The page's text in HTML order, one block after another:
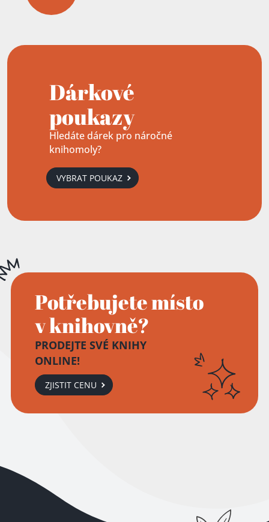
Dárkové
poukazy
Hledáte dárek pro náročné
knihomoly?
VYBRAT POUKAZ
Potřebujete místo
v knihovně?
PRODEJTE SVÉ KNIHY
ONLINE!
ZJISTIT CENU